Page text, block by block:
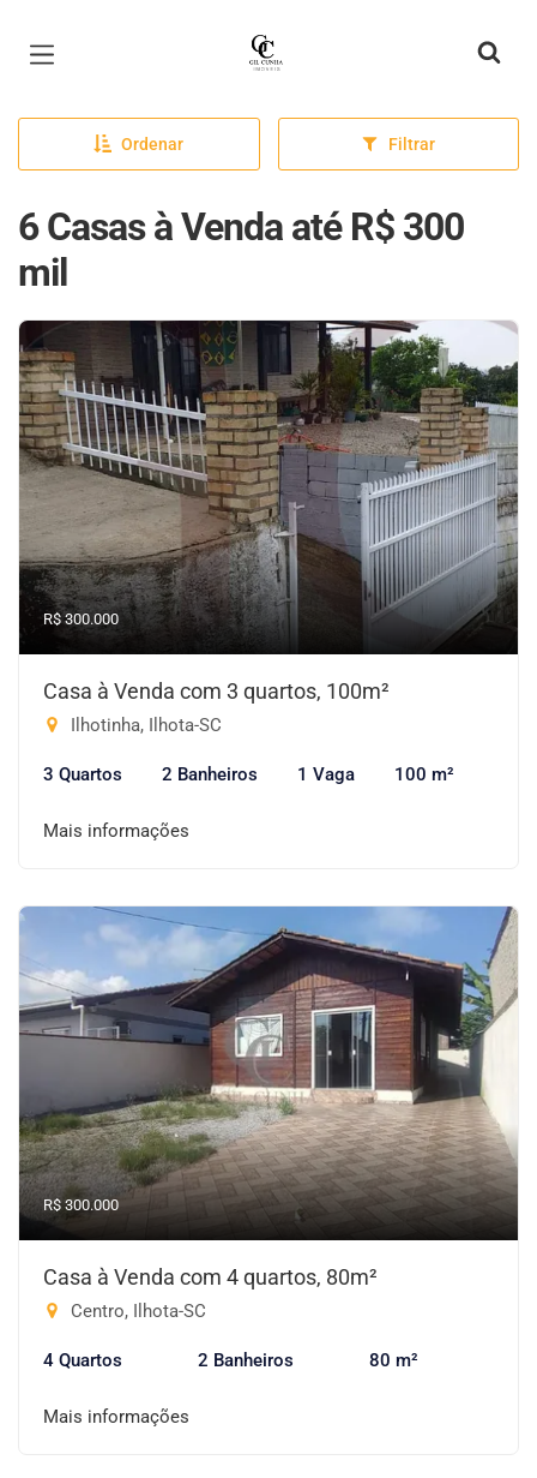
Página inicial
Ordenar Filtrar
6 Casas à Venda até R$ 300
mil
R$ 300.000
Casa à Venda com 3 quartos, 100m²
Ilhotinha, Ilhota-SC
3 Quartos 2 Banheiros 1 Vaga 100 m²
Mais informações
R$ 300.000
Casa à Venda com 4 quartos, 80m²
Centro, Ilhota-SC
4 Quartos 2 Banheiros 80 m²
Mais informações